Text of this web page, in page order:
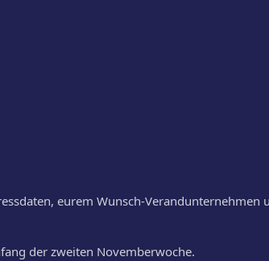
eurem Wunsch-Verandunternehmen
der zweiten Novemberwoche.